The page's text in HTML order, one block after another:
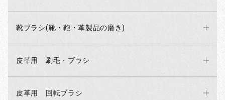
靴ブラシ(靴・鞄・革製品の磨き)
皮革用 刷毛・ブラシ
皮革用 回転ブラシ
お買い物を続ける カートへ進む